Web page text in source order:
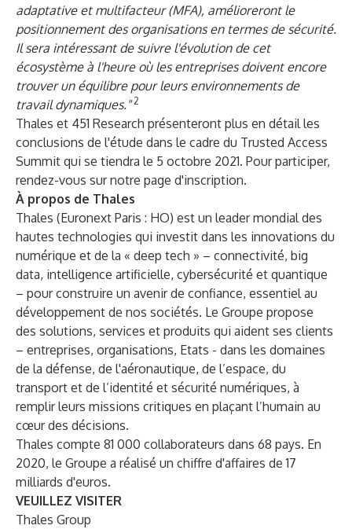
adaptative et multifacteur (MFA), amélioreront le
positionnement des organisations en termes de sécurité.
Il sera intéressant de suivre l'évolution de cet
écosystème à l'heure où les entreprises doivent encore
trouver un équilibre pour leurs environnements de
travail dynamiques."2
Thales et 451 Research présenteront plus en détail les
conclusions de l'étude dans le cadre du Trusted Access
Summit qui se tiendra le 5 octobre 2021. Pour participer,
rendez-vous sur notre page d'inscription.
À propos de Thales
Thales (Euronext Paris : HO) est un leader mondial des
hautes technologies qui investit dans les innovations du
numérique et de la « deep tech » – connectivité, big
data, intelligence artificielle, cybersécurité et quantique
– pour construire un avenir de confiance, essentiel au
développement de nos sociétés. Le Groupe propose
des solutions, services et produits qui aident ses clients
– entreprises, organisations, Etats - dans les domaines
de la défense, de l'aéronautique, de l’espace, du
transport et de l’identité et sécurité numériques, à
remplir leurs missions critiques en plaçant l’humain au
cœur des décisions.
Thales compte 81 000 collaborateurs dans 68 pays. En
2020, le Groupe a réalisé un chiffre d'affaires de 17
milliards d'euros.
VEUILLEZ VISITER
Thales Group